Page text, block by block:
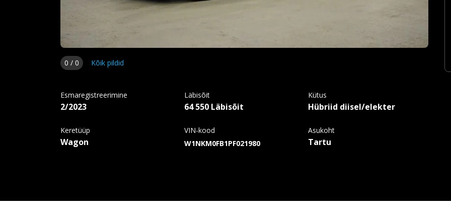
0 / 0 Kõik pildid
Esmaregistreerimine
2/2023
Läbisõit
64 550 Läbisõit
Kütus
Hübriid diisel/elekter
Keretüüp
Wagon
VIN-kood
W1NKM0FB1PF021980
Asukoht
Tartu